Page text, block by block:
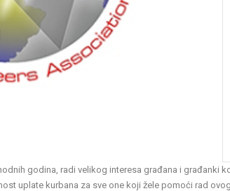
godina, radi velikog interesa građana i građanki
uplate kurbana za sve one koji žele pomoći rad